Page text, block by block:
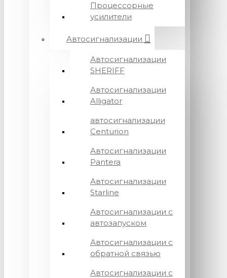
Процессорные
усилители
Автосигнализации
Автосигнализации
SHERIFF
Автосигнализации
Alligator
автосигнализации
Centurion
Автосигнализации
Pantera
Автосигнализации
Starline
Автосигнализации с
автозапуском
Автосигнализации с
обратной связью
Автосигнализации с